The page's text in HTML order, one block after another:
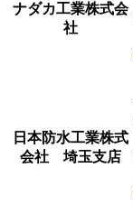
ナダカ工業株式会
社
日本防水工業株式
会社 埼玉支店